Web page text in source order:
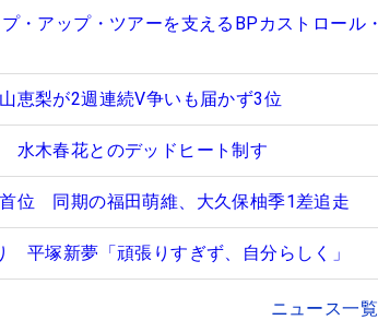
アップ・ツアーを支えるBPカストロール・
恵梨が2週連続V争いも届かず3位
水木春花とのデッドヒート制す
位 同期の福田萌維、大久保柚季1差追走
平塚新夢「頑張りすぎず、自分らしく」
ニュース一覧